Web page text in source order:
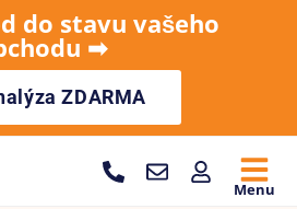
do stavu vašeho
➡︎
ZDARMA
Menu